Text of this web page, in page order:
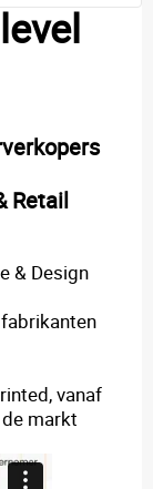
Retail
& Design
vanaf
markt